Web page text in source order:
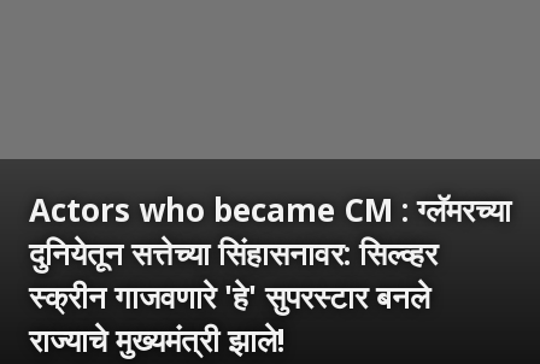
Actors who became CM : ग्लॅमरच्या
दुनियेतून सत्तेच्या सिंहासनावर: सिल्व्हर
स्क्रीन गाजवणारे 'हे' सुपरस्टार बनले
राज्याचे मुख्यमंत्री झाले!